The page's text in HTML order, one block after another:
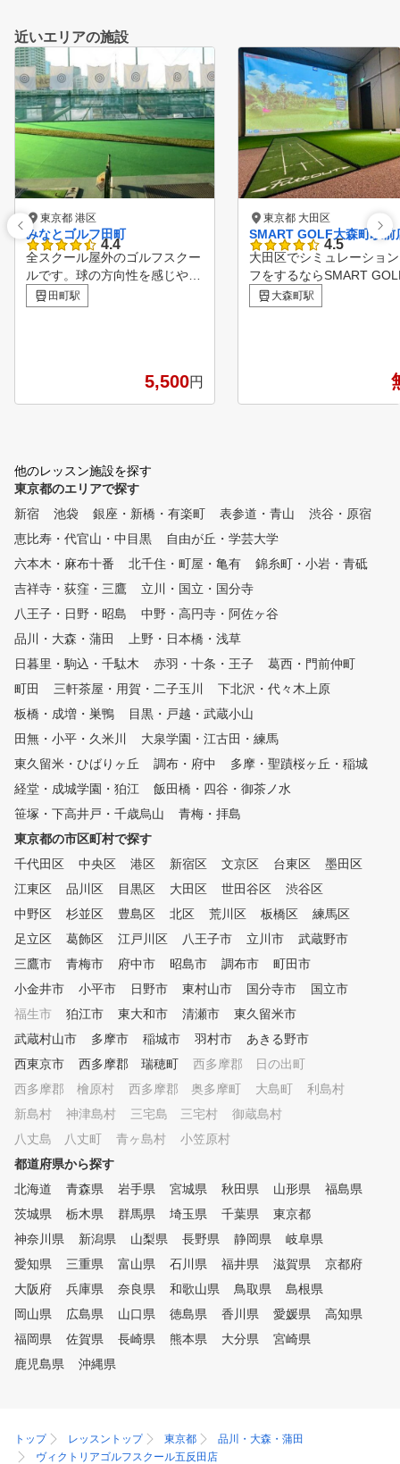
近いエリアの施設
東京都 港区
みなとゴルフ田町
4.4
全スクール屋外のゴルフスクー
ルです。球の方向性を感じやす
く、都内にいながらゴルフ本来
の開放感を感じていただけます
ルフレッスンを受けることが出
合ったレッスンを心がけていま
す。 少人数制レッスンを大切
にしており、お悩み等は気軽に
けでなく、営業時間内は打ち放
題のご利用も可能です。
田町駅
5,500円
東京都 大田区
SMART GOLF大森町駅前
4.5
大田区でシミュレーショ
フをするならSMART
！ 大森町駅前店は2ルー
間で集中してゴルフ練習
ップをしていただける環
大森町駅
他のレッスン施設を探す
東京都のエリアで探す
新宿
池袋 銀座・新橋・有楽町 表参道・青山
渋谷・原宿
恵比寿・代官山・中目黒
自由が丘・学芸大学
六本木・麻布十番
北千住・町屋・亀有
錦糸町・小岩・青砥
吉祥寺・荻窪・三鷹
立川・国立・国分寺
八王子・日野・昭島
中野・高円寺・阿佐ヶ谷
品川・大森・蒲田
上野・日本橋・浅草
日暮里・駒込・千駄木
赤羽・十条・王子
葛西・門前仲町
町田
三軒茶屋・用賀・二子玉川
下北沢・代々木上原
板橋・成増・巣鴨
目黒・戸越・武蔵小山
田無・小平・久米川
大泉学園・江古田・練馬
東久留米・ひばりヶ丘
調布・府中
多摩・聖蹟桜ヶ丘・稲城
経堂・成城学園・狛江
飯田橋・四谷・御茶ノ水
笹塚・下高井戸・千歳烏山
青梅・拝島
東京都の市区町村で探す
千代田区
中央区 港区 新宿区 文京区 台東区
墨田区
江東区
品川区 目黒区 大田区 世田谷区
渋谷区
中野区
杉並区 豊島区 北区 荒川区 板橋区
練馬区
足立区
葛飾区 江戸川区 八王子市 立川市
武蔵野市
三鷹市
青梅市 府中市 昭島市 調布市
町田市
小金井市
小平市 日野市 東村山市 国分寺市
国立市
福生市
狛江市 東大和市 清瀬市
東久留米市
武蔵村山市
多摩市 稲城市 羽村市
あきる野市
西東京市
西多摩郡 瑞穂町
西多摩郡 日の出町
西多摩郡 檜原村
西多摩郡 奥多摩町 大島町
利島村
新島村
神津島村 三宅島 三宅村
御蔵島村
八丈島 八丈町
青ヶ島村
小笠原村
都道府県から探す
北海道
青森県 岩手県 宮城県 秋田県 山形県
福島県
茨城県
栃木県 群馬県 埼玉県 千葉県
東京都
神奈川県
新潟県 山梨県 長野県 静岡県
岐阜県
愛知県
三重県 富山県 石川県 福井県 滋賀県
京都府
大阪府
兵庫県 奈良県 和歌山県 鳥取県
島根県
岡山県
広島県 山口県 徳島県 香川県 愛媛県
高知県
福岡県
佐賀県 長崎県 熊本県 大分県
宮崎県
鹿児島県
沖縄県
トップ レッスントップ 東京都
品川・大森・蒲田
ヴィクトリアゴルフスクール五反田店